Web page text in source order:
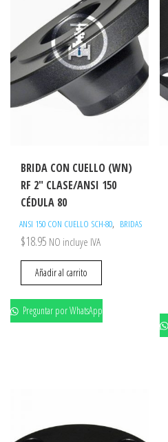
BRIDA CON CUELLO (WN)
RF 2″ CLASE/ANSI 150
CÉDULA 80
ANSI 150 CON CUELLO SCH-80, BRIDAS
$18.95 NO incluye IVA
Añadir al carrito
Preguntar por WhatsApp